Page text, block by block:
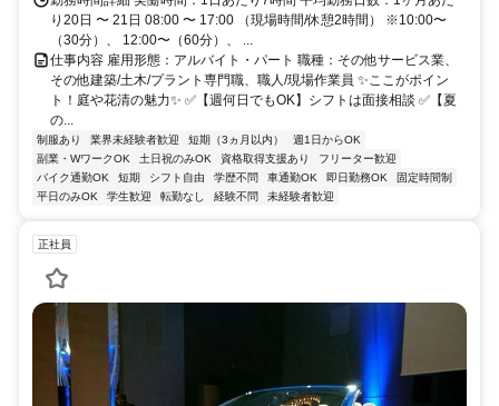
り20日 〜 21日 08:00 〜 17:00 （現場時間/休憩2時間） ※10:00〜
（30分）、 12:00〜（60分）、 ...
仕事内容 雇用形態：アルバイト・パート 職種：その他サービス業、
その他建築/土木/プラント専門職、職人/現場作業員 ✨ここがポイン
ト！庭や花清の魅力✨ ✅【週何日でもOK】シフトは面接相談 ✅【夏
の...
制服あり 業界未経験者歓迎 短期（3ヵ月以内）
週1日からOK
副業・WワークOK
土日祝のみOK 資格取得支援あり
フリーター歓迎
バイク通勤OK
短期 シフト自由 学歴不問 車通勤OK 即日勤務OK
固定時間制
平日のみOK
学生歓迎 転勤なし 経験不問 未経験者歓迎
正社員